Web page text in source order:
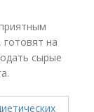
готовят на
сырые